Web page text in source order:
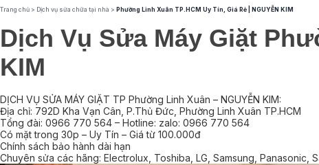
Trang chủ > Dịch vụ sửa chữa tại nhà > Phường Linh Xuân TP.HCM Uy Tín, Giá Rẻ | NGUYỄN KIM
Dịch Vụ Sửa Máy Giặt
KIM
DỊCH VỤ SỬA MÁY GIẶT TP Phường Linh Xuân – NGUYỄN KIM:
Địa chỉ: 792D Kha Vạn Cân, P.Thủ Đức, Phường Linh Xuân TP.HCM
Tổng đài: 0966 770 564 – Hotline: zalo: 0966 770 564
Có mặt trong 30p – Uy Tín – Giá từ 100.000đ
Chính sách bảo hành dài hạn
Chuyên sửa các hãng: Electrolux, Toshiba, LG, Samsung,